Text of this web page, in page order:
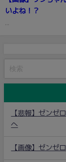
いよね！？
...
【悲報】ゼンゼ
へ
【画像】ゼンゼ